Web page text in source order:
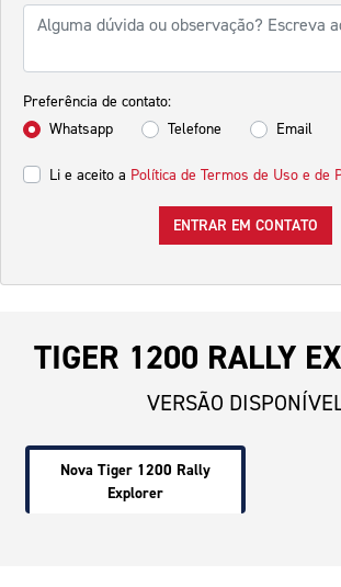
Preferência de contato:
Whatsapp
Telefone Email
Li e aceito a Política de Termos de Uso e de
ENTRAR EM CONTATO
TIGER 1200 RALLY
VERSÃO
Nova Tiger 1200 Rally
Explorer